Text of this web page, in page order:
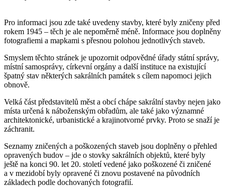
Pro informaci jsou zde také uvedeny stavby, které byly zničeny před
rokem 1945 – těch je ale nepoměrně méně. Informace jsou doplněny
fotografiemi a mapkami s přesnou polohou jednotlivých staveb.
Smyslem těchto stránek je upozornit odpovědné úřady státní správy,
místní samosprávy, církevní orgány a další instituce na existující
špatný stav některých sakrálních památek s cílem napomoci jejich
obnově.
Velká část představitelů měst a obcí chápe sakrální stavby nejen jako
místa určená k náboženským obřadům, ale také jako významné
architektonické, urbanistické a krajinotvorné prvky. Proto se snaží je
záchranit.
Seznamy zničených a poškozených staveb jsou doplněny o přehled
opravených budov – jde o stovky sakrálních objektů, které byly
ještě na konci 90. let 20. století vedené jako poškozené či zničené
a v mezidobí byly opravené či znovu postavené na původních
základech podle dochovaných fotografií.